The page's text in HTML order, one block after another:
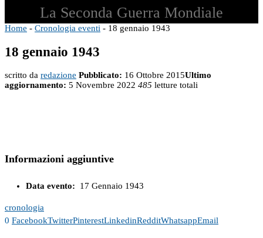
La Seconda Guerra Mondiale
Home - Cronologia eventi - 18 gennaio 1943
18 gennaio 1943
scritto da redazione Pubblicato: 16 Ottobre 2015Ultimo
aggiornamento: 5 Novembre 2022 485 letture totali
Informazioni aggiuntive
Data evento: 17 Gennaio 1943
cronologia
0 FacebookTwitterPinterestLinkedinRedditWhatsappEmail